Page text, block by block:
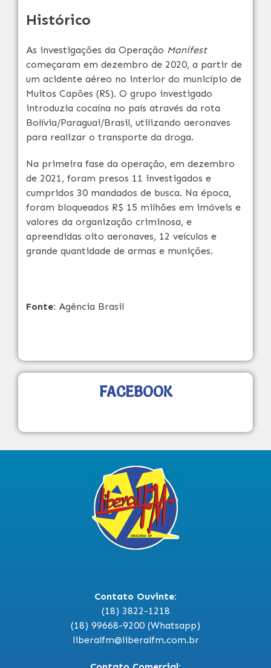
Histórico
As investigações da Operação Manifest
começaram em dezembro de 2020, a partir de
um acidente aéreo no interior do município de
Muitos Capões (RS). O grupo investigado
introduzia cocaína no país através da rota
Bolívia/Paraguai/Brasil, utilizando aeronaves
para realizar o transporte da droga.
Na primeira fase da operação, em dezembro
de 2021, foram presos 11 investigados e
cumpridos 30 mandados de busca. Na época,
foram bloqueados R$ 15 milhões em imóveis e
valores da organização criminosa, e
apreendidas oito aeronaves, 12 veículos e
grande quantidade de armas e munições.
Fonte: Agência Brasil
FACEBOOK
Contato Ouvinte:
(18) 3822-1218
(18) 99668-9200 (Whatsapp)
liberalfm@liberalfm.com.br